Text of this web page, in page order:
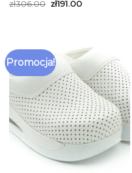
zł306.00 zł191.00
Promocja!